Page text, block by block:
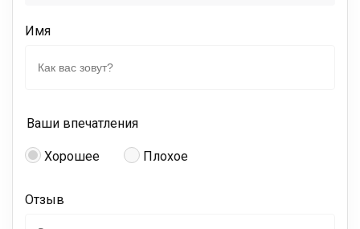
Имя
Ваши впечатления
Хорошее Плохое
Отзыв